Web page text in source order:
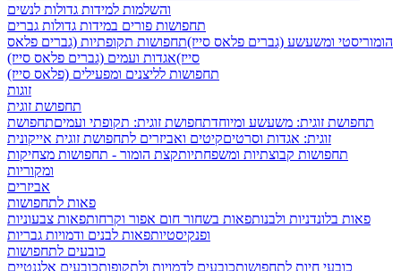
והשלמות למידות גדולות לנשים
תחפושות פורים במידות גדולות גברים
הומוריסטי ומשעשע (גברים פלאס סייז)תחפושות תקופתיות (גברים פלאס
סייז)אגדות ועמים (גברים פלאס סייז)
תחפושות לליצנים ומפעילים (פלאס סייז)
זוגות
תחפושת זוגית
תחפושת זוגית: משעשע ומיוחדתחפושת זוגית: תקופתי ועמיםתחפושת
זוגית: אגדות וסרטיםקיטים ואביזרים לתחפושת זוגית אייקונית
תחפושות קבוצתיות ומשפחתיותקצת הומור - תחפושות מצחיקות
ומקוריות
אביזרים
פאות לתחפושות
פאות בלונדניות ולבנותפאות בשחור חום אפור וקרחותפאות צבעוניות
ופנקיסטיותפאות לבנים ודמויות גבריות
כובעים לתחפושות
כובעי חיות לתחפושותכובעים לדמויות ולתקופותכובעים אלגנטיים